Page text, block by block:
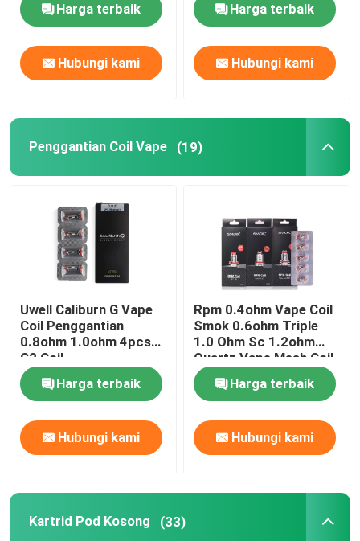
Hubungi kami
Permintaan Penawaran
Vape Pod Isi Ulang
Vape Pod Sekali Pakai
Vape Pod Rasa
Penggantian Coil Vape
Kartrid Pod Kosong
Kit Mod Kotak
Kit Pemula Sistem Pod
Aksesoris Rokok Elektronik
Harga terbaik
Hubungi kami
Harga terbaik
Hubungi kami
Penggantian Coil Vape (19)
Uwell Caliburn G Vape
Coil Penggantian
0.8ohm 1.0ohm 4pcs
G2 Coil
Harga terbaik
Hubungi kami
Rpm 0.4ohm Vape Coil
Smok 0.6ohm Triple
1.0 Ohm Sc 1.2ohm
Quartz Vape Mesh Coil
Penggantian
Harga terbaik
Hubungi kami
Kartrid Pod Kosong (33)